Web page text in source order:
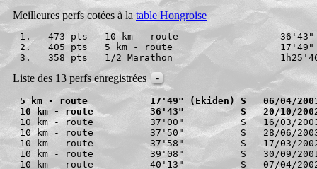
Meilleures perfs cotées à la table Hongroise
1.   473 pts   10 km - route
2.   405 pts   5 km - route                   17'49"
3.   358 pts   1/2 Marathon
Liste des 13 perfs enregistrées -
5 km - route           17'49" (Ekiden) S   06/04/
10 km - route          36'43"          S   20/10/
10 km - route          37'00"          S   16/03/2003
10 km - route          37'50"          S   28/06/2003
10 km - route          37'58"          S   17/03/2002
10 km - route          39'08"          S   30/09/